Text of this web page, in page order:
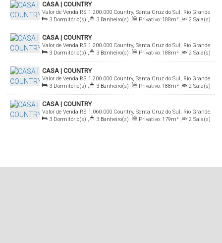
CASA | COUNTRY
R$ 1.200.000
Valor de Venda
Country, Santa Cruz do Sul, Rio Grande
do Sul, Brasil
3 Dormitório(s) , 3 Banheiro(s) , Privativo: 188m² , 2 Sala(s)
,
1 Suíte(s) , 2 Vaga(s)
CASA | COUNTRY
R$ 1.200.000
Valor de Venda
Country, Santa Cruz do Sul, Rio Grande
do Sul, Brasil
3 Dormitório(s) , 3 Banheiro(s) , Privativo: 188m² , 2 Sala(s)
,
1 Suíte(s) , 2 Vaga(s)
CASA | COUNTRY
R$ 1.200.000
Valor de Venda
Country, Santa Cruz do Sul, Rio Grande
do Sul, Brasil
3 Dormitório(s) , 3 Banheiro(s) , Privativo: 188m² , 2 Sala(s)
,
1 Suíte(s) , 2 Vaga(s)
CASA | COUNTRY
R$ 1.060.000
Valor de Venda
Country, Santa Cruz do Sul, Rio Grande
do Sul, Brasil
3 Dormitório(s) , 3 Banheiro(s) , Privativo: 179m² , 2 Sala(s)